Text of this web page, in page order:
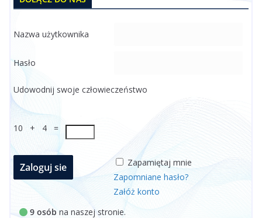
Nazwa użytkownika
Hasło
Udowodnij swoje człowieczeństwo
10 + 4 =
Zapamiętaj mnie
Zapomniane hasło?
Załóż konto
9 osób na naszej stronie.